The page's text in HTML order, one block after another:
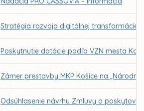
Stratégia rozvoja digitálnej transformácie
Poskytnutie dotácie podľa VZN mesta
Zámer prestavby MKP Košice na
Odsúhlasenie návrhu Zmluvy o